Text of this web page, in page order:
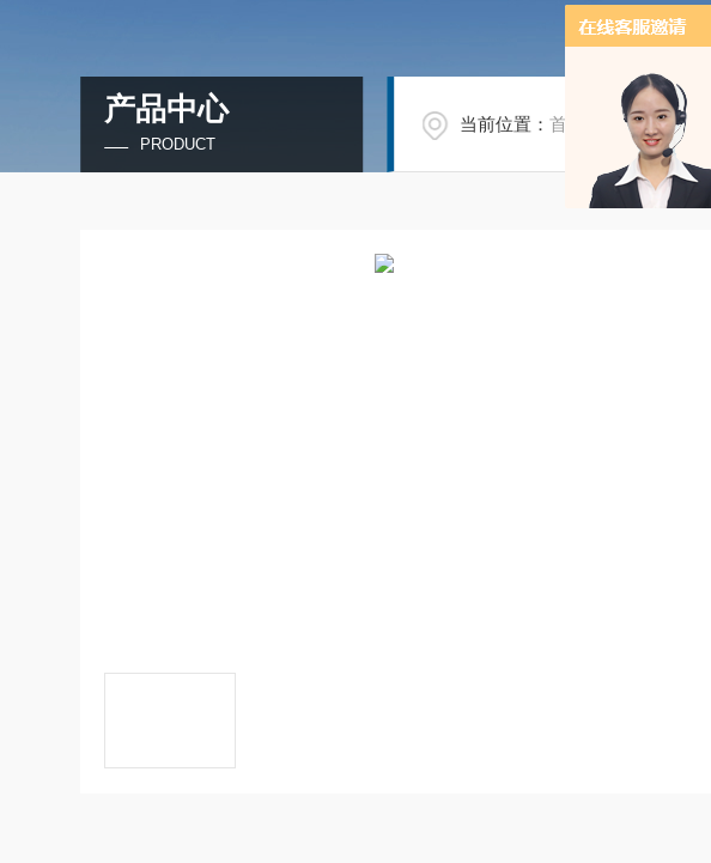
产品中心
PRODUCT
当前位置：首页 产品中心/